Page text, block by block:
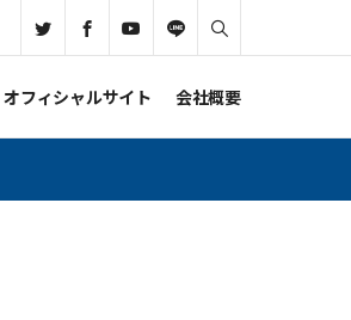
オフィシャルサイト 会社概要